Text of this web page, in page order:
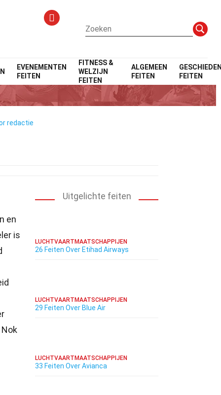
EVENEMENTEN
FEITEN
FITNESS &
WELZIJN
FEITEN
ALGEMEEN
FEITEN
FEITEN
redactie
en
is
Uitgelichte feiten
LUCHTVAARTMAATSCHAPPIJEN
26 Feiten Over Etihad Airways
LUCHTVAARTMAATSCHAPPIJEN
29 Feiten Over Blue Air
LUCHTVAARTMAATSCHAPPIJEN
33 Feiten Over Avianca